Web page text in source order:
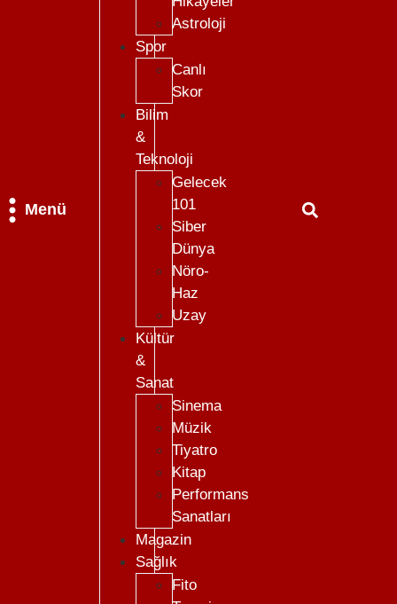
Menü
Astroloji
Spor
Canlı
Skor
Bilim
&
Teknoloji
Gelecek
101
Siber
Dünya
Nöro-
Haz
Uzay
Kültür
&
Sanat
Sinema
Müzik
Tiyatro
Kitap
Performans
Sanatları
Magazin
Sağlık
Fito